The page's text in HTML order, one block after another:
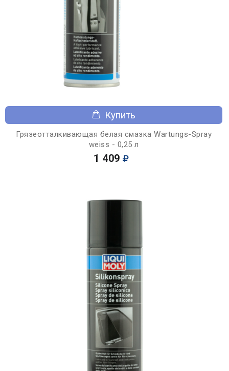
Купить
Грязеотталкивающая белая смазка Wartungs-Spray
weiss - 0,25 л
1 409